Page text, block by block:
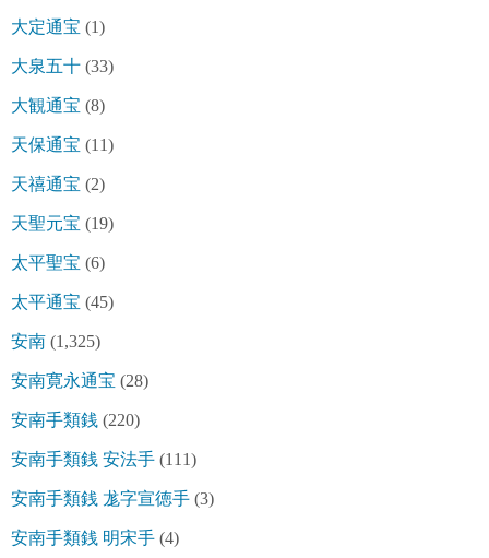
大定通宝 (1)
大泉五十 (33)
大観通宝 (8)
天保通宝 (11)
天禧通宝 (2)
天聖元宝 (19)
太平聖宝 (6)
太平通宝 (45)
安南 (1,325)
安南寛永通宝 (28)
安南手類銭 (220)
安南手類銭 安法手 (111)
安南手類銭 尨字宣徳手 (3)
安南手類銭 明宋手 (4)